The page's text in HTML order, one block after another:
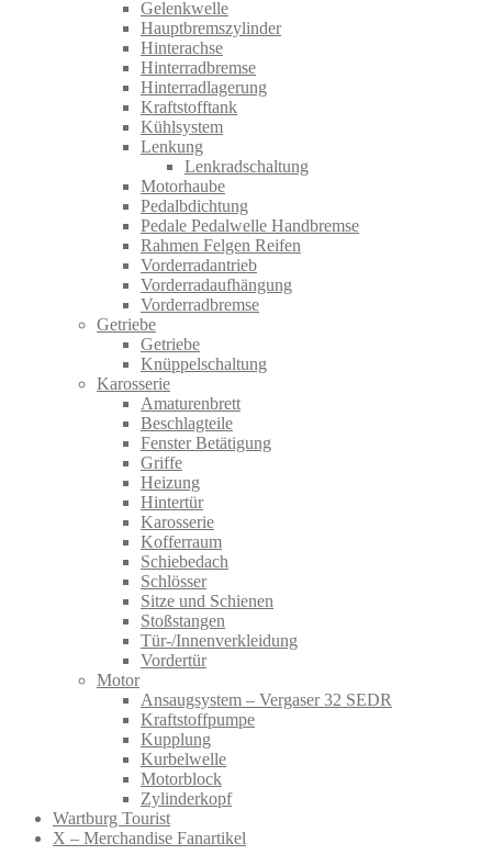
Gelenkwelle
Hauptbremszylinder
Hinterachse
Hinterradbremse
Hinterradlagerung
Kraftstofftank
Kühlsystem
Lenkung
Lenkradschaltung
Motorhaube
Pedalbdichtung
Pedale Pedalwelle Handbremse
Rahmen Felgen Reifen
Vorderradantrieb
Vorderradaufhängung
Vorderradbremse
Getriebe
Getriebe
Knüppelschaltung
Karosserie
Amaturenbrett
Beschlagteile
Fenster Betätigung
Griffe
Heizung
Hintertür
Karosserie
Kofferraum
Schiebedach
Schlösser
Sitze und Schienen
Stoßstangen
Tür-/Innenverkleidung
Vordertür
Motor
Ansaugsystem – Vergaser 32 SEDR
Kraftstoffpumpe
Kupplung
Kurbelwelle
Motorblock
Zylinderkopf
Wartburg Tourist
X – Merchandise Fanartikel